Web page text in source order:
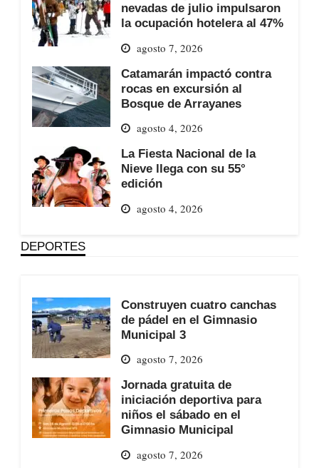
nevadas de julio impulsaron
la ocupación hotelera al 47%
agosto 7, 2026
Catamarán impactó contra
rocas en excursión al
Bosque de Arrayanes
agosto 4, 2026
La Fiesta Nacional de la
Nieve llega con su 55°
edición
agosto 4, 2026
DEPORTES
Construyen cuatro canchas
de pádel en el Gimnasio
Municipal 3
agosto 7, 2026
Jornada gratuita de
iniciación deportiva para
niños el sábado en el
Gimnasio Municipal
agosto 7, 2026